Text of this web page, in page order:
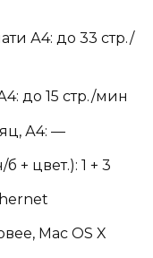
А4: до 33 стр./
до 15 стр./мин
А4: —
+ цвет.): 1 + 3
Mac OS X